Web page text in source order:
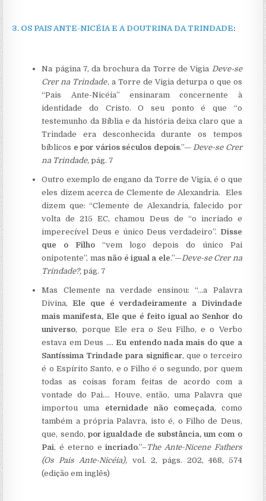
3. OS PAIS ANTE-NICÉIA E A DOUTRINA DA TRINDADE:
Na página 7, da brochura da Torre de Vigia Deve-se
Crer na Trindade, a Torre de Vigia deturpa o que os
“Pais Ante-Nicéia” ensinaram concernente à
identidade do Cristo. O seu ponto é que “o
testemunho da Bíblia e da história deixa claro que a
Trindade era desconhecida durante os tempos
bíblicos e por vários séculos depois.”—Deve-se Crer
na Trindade, pág. 7
Outro exemplo de engano da Torre de Vigia, é o que
eles dizem acerca de Clemente de Alexandria. Eles
dizem que: “Clemente de Alexandria, falecido por
volta de 215 EC, chamou Deus de “o incriado e
imperecível Deus e único Deus verdadeiro”. Disse
que o Filho “vem logo depois do único Pai
onipotente”, masnão é igual a ele.”—Deve-se Crer na
Trindade?, pág. 7
Mas Clemente na verdade ensinou: “…a Palavra
Divina,Ele que é verdadeiramente a Divindade
mais manifesta, Ele que é feito igual ao Senhor do
universo, porque Ele era o Seu Filho, e o Verbo
estava em Deus ….Eu entendo nada mais do que a
Santíssima Trindade para significar, que o terceiro
é o Espírito Santo, e o Filho é o segundo, por quem
todas as coisas foram feitas de acordo com a
vontade do Pai.… Houve, então, uma Palavra que
importou uma eternidade não começada, como
também a própria Palavra, isto é, o Filho de Deus,
que, sendo, por igualdade de substância, um com o
Pai, é eterno eincriado.”–The Ante-Nicene Fathers
(Os Pais Ante-Nicéia), vol. 2, págs. 202, 468, 574
(edição em inglês)